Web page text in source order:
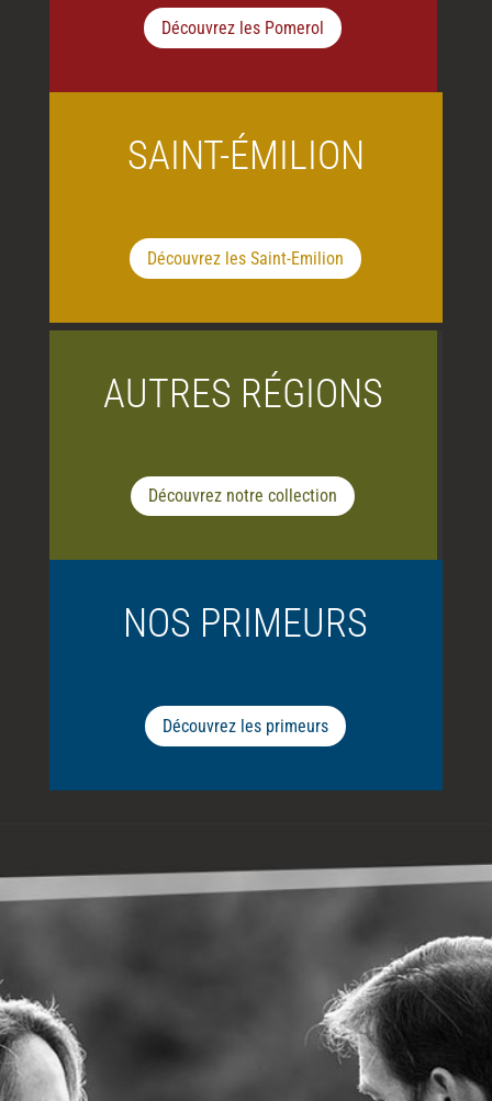
Découvrez les Pomerol
SAINT-ÉMILION
Découvrez les Saint-Emilion
AUTRES RÉGIONS
Découvrez notre collection
NOS PRIMEURS
Découvrez les primeurs